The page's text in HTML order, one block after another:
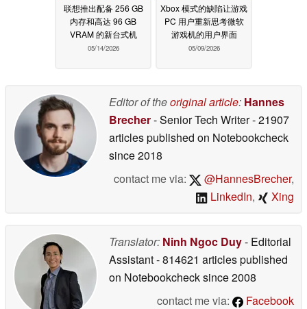
联想推出配备 256 GB
内存和高达 96 GB
VRAM 的新台式机
05/14/2026
Xbox 模式的缺陷让游戏
PC 用户重新思考微软
游戏机的用户界面
05/09/2026
Editor of theoriginal article: Hannes
Brecher- Senior Tech Writer- 21907
articles published on Notebookcheck
since 2018
contact me via:
@HannesBrecher,
LinkedIn, Xing
Translator: Ninh Ngoc Duy- Editorial
Assistant- 814621 articles published
on Notebookchecksince 2008
contact me via:
Facebook